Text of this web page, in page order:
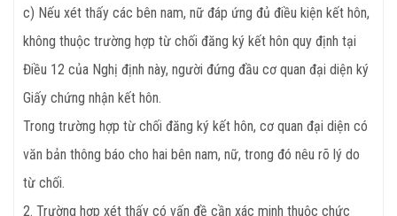
c) Nếu xét thấy các bên nam, nữ đáp ứng đủ điều kiện kết hôn,
không thuộc trường hợp từ chối đăng ký kết hôn quy định tại
Điều 12 của Nghị định này, người đứng đầu cơ quan đại diện ký
Giấy chứng nhận kết hôn.
Trong trường hợp từ chối đăng ký kết hôn, cơ quan đại diện có
văn bản thông báo cho hai bên nam, nữ, trong đó nêu rõ lý do
từ chối.
2. Trường hợp xét thấy có vấn đề cần xác minh thuộc chức